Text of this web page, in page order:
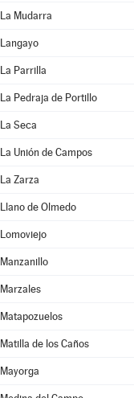
La Mudarra
Langayo
La Parrilla
La Pedraja de Portillo
La Seca
La Unión de Campos
La Zarza
Llano de Olmedo
Lomoviejo
Manzanillo
Marzales
Matapozuelos
Matilla de los Caños
Mayorga